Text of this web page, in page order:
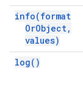
info(format
OrObject,
values)
log( )